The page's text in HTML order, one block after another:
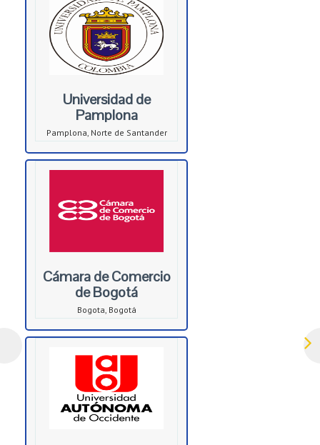
Universidad de
Pamplona
Pamplona, Norte de Santander
Cámara de Comercio
de Bogotá
Bogota, Bogotá